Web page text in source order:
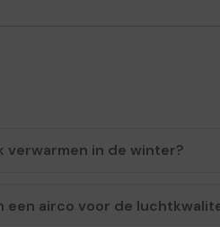
verwarmen in de winter?
een airco voor de